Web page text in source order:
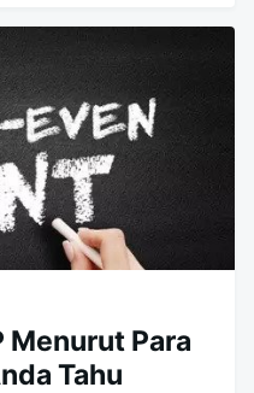
Menurut Para
Tahu